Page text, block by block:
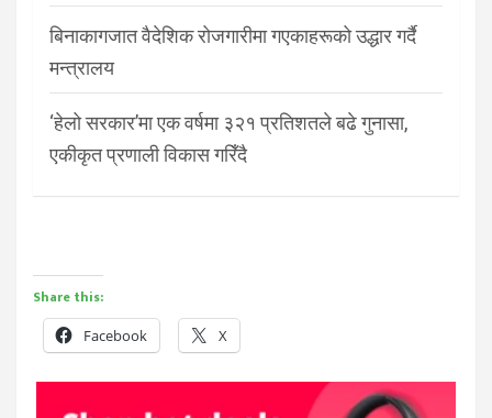
बिनाकागजात वैदेशिक रोजगारीमा गएकाहरूको उद्धार गर्दै
मन्त्रालय
‘हेलो सरकार’मा एक वर्षमा ३२१ प्रतिशतले बढे गुनासा,
एकीकृत प्रणाली विकास गरिँदै
Share this:
Facebook X